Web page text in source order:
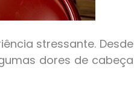
stressante. Desde
dores de cabeça